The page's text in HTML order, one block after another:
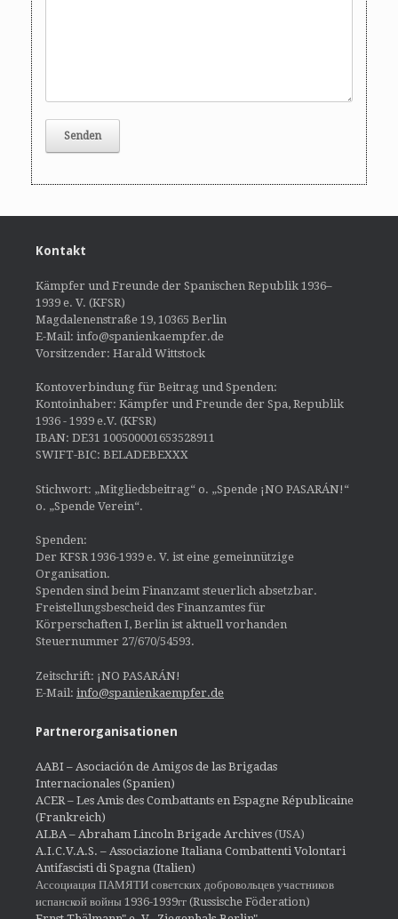
Kontakt
Kämpfer und Freunde der Spanischen Republik 1936–
1939 e. V. (KFSR)
Magdalenenstraße 19, 10365 Berlin
E-Mail: info@spanienkaempfer.de
Vorsitzender: Harald Wittstock
Kontoverbindung für Beitrag und Spenden:
Kontoinhaber: Kämpfer und Freunde der Spa, Republik
1936 - 1939 e.V. (KFSR)
IBAN: DE31 100500001653528911
SWIFT-BIC: BELADEBEXXX
Stichwort: „Mitgliedsbeitrag“ o. „Spende ¡NO PASARÁN!“
o. „Spende Verein“.
Spenden:
Der KFSR 1936-1939 e. V. ist eine gemeinnützige
Organisation.
Spenden sind beim Finanzamt steuerlich absetzbar.
Freistellungsbescheid des Finanzamtes für
Körperschaften I, Berlin ist aktuell vorhanden
Steuernummer 27/670/54593.
Zeitschrift: ¡NO PASARÁN!
E-Mail: info@spanienkaempfer.de
Partnerorganisationen
AABI – Asociación de Amigos de las Brigadas
Internacionales (Spanien)
ACER – Les Amis des Combattants en Espagne Républicaine
(Frankreich)
ALBA – Abraham Lincoln Brigade Archives (USA)
A.I.C.V.A.S. – Associazione Italiana Combattenti Volontari
Antifascisti di Spagna (Italien)
Ассоциация ПАМЯТИ советских добровольцев участников
испанской войны 1936-1939гг (Russische Föderation)